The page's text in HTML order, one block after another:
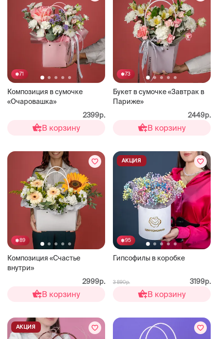
71
Композиция в сумочке
«Очаровашка»
2399р.
В корзину
73
Букет в сумочке «Завтрак в
Париже»
2449р.
В корзину
89
Композиция «Счастье
внутри»
2999р.
В корзину
95
Гипсофилы в коробке
АКЦИЯ
3 890р. 3199р.
В корзину
АКЦИЯ